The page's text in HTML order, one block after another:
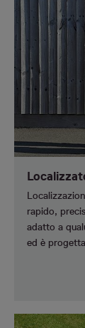
rapido,
adatto a
ed è